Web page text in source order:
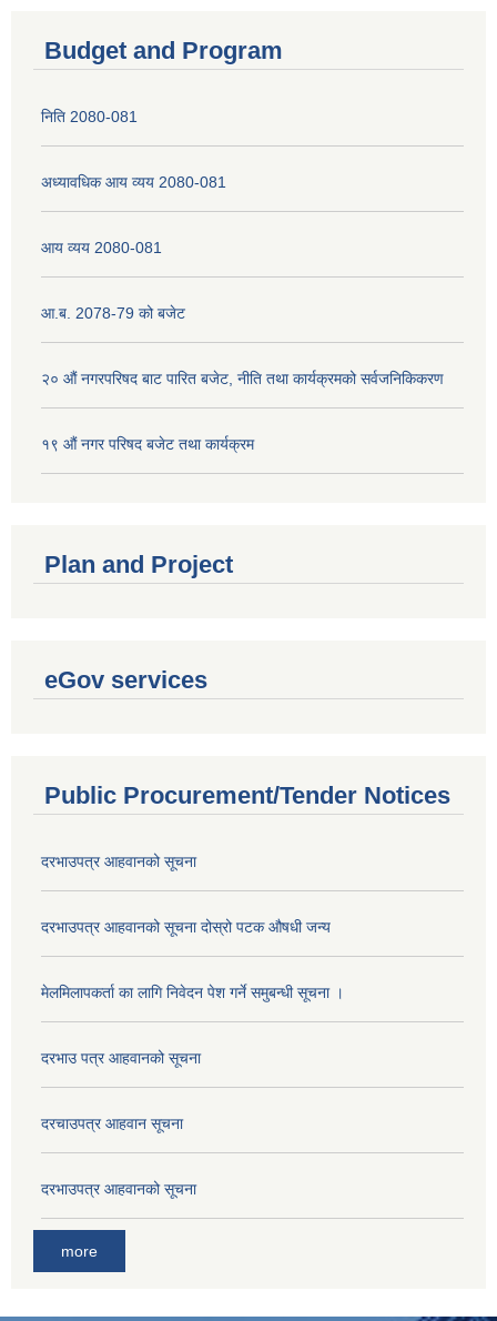
Budget and Program
निति 2080-081
अध्यावधिक आय व्यय 2080-081
आय व्यय 2080-081
आ.ब. 2078-79 को बजेट
२० औं नगरपरिषद बाट पारित बजेट, नीति तथा कार्यक्रमको सर्वजनिकिकरण
१९ औं नगर परिषद बजेट तथा कार्यक्रम
Plan and Project
eGov services
Public Procurement/Tender Notices
दरभाउपत्र आहवानको सूचना
दरभाउपत्र आहवानको सूचना दोस्रो पटक औषधी जन्य
मेलमिलापकर्ता का लागि निवेदन पेश गर्ने समुबन्धी सूचना ।
दरभाउ पत्र आहवानको सूचना
दरचाउपत्र आहवान सूचना
दरभाउपत्र आहवानको सूचना
more